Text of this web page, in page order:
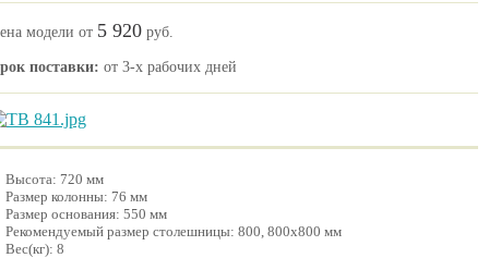
модели от 5 920 руб.
поставки: от 3-х рабочих дней
Высота: 720 мм
Размер колонны: 76 мм
Размер основания: 550 мм
Рекомендуемый размер столешницы: 800, 800x800 мм
Вес(кг): 8